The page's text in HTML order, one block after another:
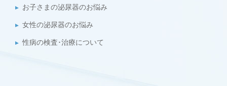
お子さまの泌尿器のお悩み
女性の泌尿器のお悩み
性病の検査･治療について